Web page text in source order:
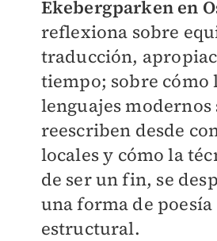
Ekebergparken en
reflexiona sobre
traducción,
tiempo; sobre cómo
lenguajes modernos
reescriben desde
locales y cómo la
de ser un fin, se
una forma de poesía
estructural.